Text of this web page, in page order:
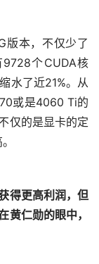
版本，不仅少了
个CUDA核
水了近21%。从
或是4060 Ti的
仅的是显卡的定
得更高利润，但
黄仁勋的眼中，